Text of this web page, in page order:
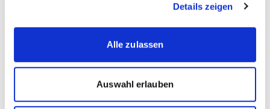
Details zeigen
Alle zulassen
Auswahl erlauben
Auszeichnung studentische Forschung: Yannik